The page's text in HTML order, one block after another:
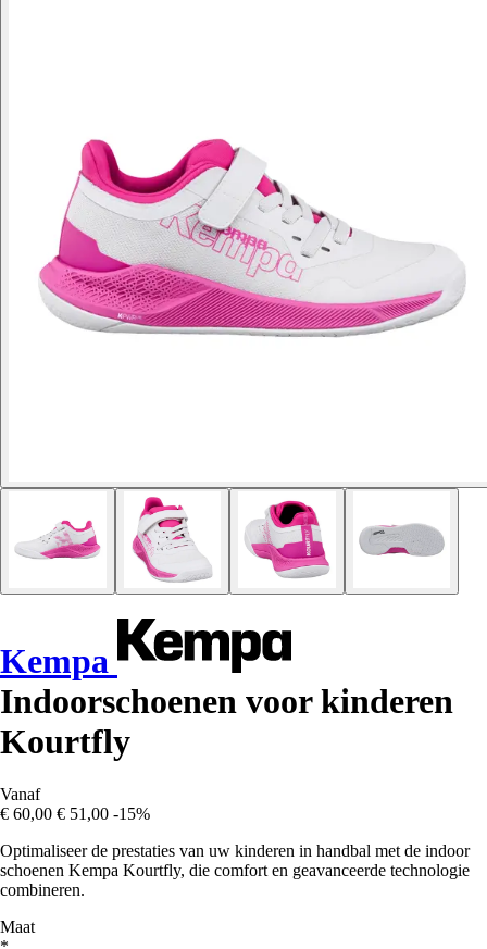
Kempa
Indoorschoenen voor kinderen
Kourtfly
Vanaf
€ 60,00 € 51,00 -15%
Optimaliseer de prestaties van uw kinderen in handbal met de indoor
schoenen Kempa Kourtfly, die comfort en geavanceerde technologie
combineren.
Maat